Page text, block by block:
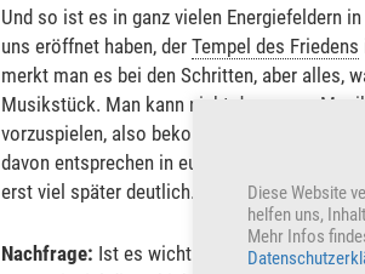
Und so ist es in ganz vielen Energiefeldern
uns eröffnet haben, der Tempel des Friedens
merkt man es bei den Schritten, aber alles,
Musikstück. Man kann nicht das ganze
vorzuspielen, also bekommt ihr eine Note.
davon entsprechen in euch einem ganzen
erst viel später deutlich.
Nachfrage: Ist es wichtig, zu benennen,
Diese Website
helfen uns,
Mehr Infos